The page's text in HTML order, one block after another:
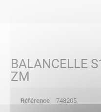
BALANCELLE
ZM
748205